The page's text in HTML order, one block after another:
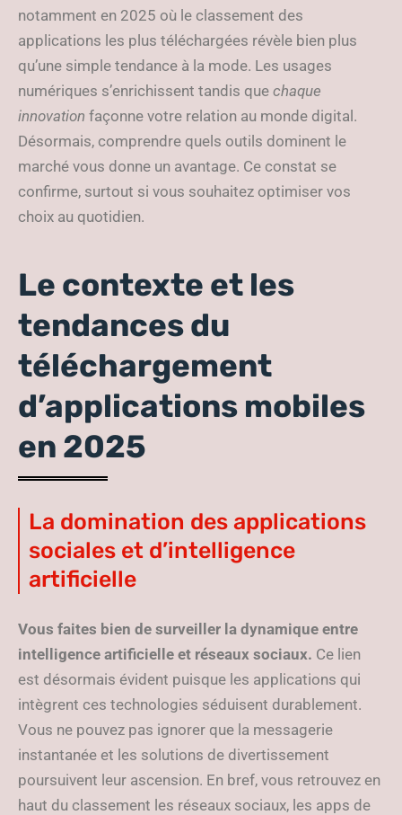
notamment en 2025 où le classement des
applications les plus téléchargées révèle bien plus
qu’une simple tendance à la mode. Les usages
numériques s’enrichissent tandis que chaque
innovation façonne votre relation au monde digital.
Désormais, comprendre quels outils dominent le
marché vous donne un avantage. Ce constat se
confirme, surtout si vous souhaitez optimiser vos
choix au quotidien.
Le contexte et les
tendances du
téléchargement
d’applications mobiles
en 2025
La domination des applications
sociales et d’intelligence
artificielle
Vous faites bien de surveiller la dynamique entre
intelligence artificielle et réseaux sociaux. Ce lien
est désormais évident puisque les applications qui
intègrent ces technologies séduisent durablement.
Vous ne pouvez pas ignorer que la messagerie
instantanée et les solutions de divertissement
poursuivent leur ascension. En bref, vous retrouvez en
haut du classement les réseaux sociaux, les apps de